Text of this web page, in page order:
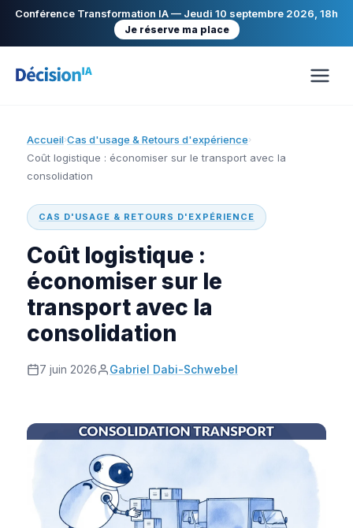
Conférence Transformation IA — Jeudi 10 septembre 2026, 18h
Je réserve ma place
Accueil›Cas d'usage & Retours d'expérience›
Coût logistique : économiser sur le transport avec la
consolidation
CAS D'USAGE & RETOURS D'EXPÉRIENCE
Coût logistique :
économiser sur le
transport avec la
consolidation
7 juin 2026 Gabriel Dabi-Schwebel